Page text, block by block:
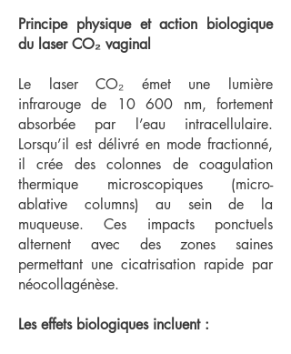
Principe physique et action biologique
du laser CO₂ vaginal
Le laser CO₂ émet une lumière
infrarouge de 10 600 nm, fortement
absorbée par l’eau intracellulaire.
Lorsqu’il est délivré en mode fractionné,
il crée des colonnes de coagulation
thermique microscopiques (micro-
ablative columns) au sein de la
muqueuse. Ces impacts ponctuels
alternent avec des zones saines
permettant une cicatrisation rapide par
néocollagénèse.
Les effets biologiques incluent :